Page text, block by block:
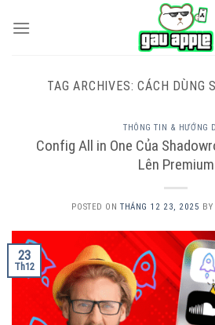
TAG ARCHIVES:CÁCH DÙNG
THÔNG TIN & HƯỚNG
Config All in One Của
Lên Premium
POSTED ONTHÁNG 12 23, 2025 BY
23
Th12